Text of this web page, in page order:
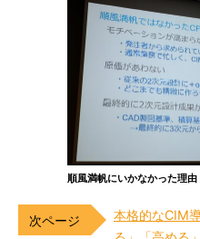
順風満帆にいかなかった理由
本格的なCIM